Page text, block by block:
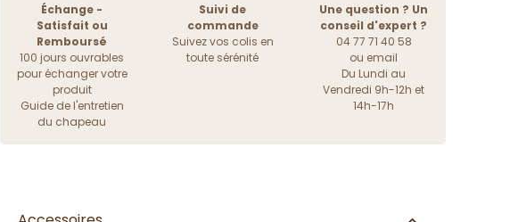
Échange -
Satisfait ou
Remboursé
100 jours ouvrables
pour échanger votre
produit
Guide de l'entretien
du chapeau
Suivi de
commande
Suivez vos colis en
toute sérénité
Une question ? Un
conseil d'expert ?
04 77 71 40 58
ou email
Du Lundi au
Vendredi 9h-12h et
14h-17h